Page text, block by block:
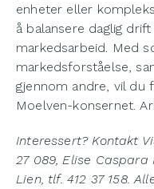
enheter eller
å balansere daglig
markedsarbeid. Med
markedsforståelse,
gjennom andre, vil du
Moelven-konsernet.
Interessert? Kontakt
27 089, Elise Caspara
Lien, tlf. 412 37 158.